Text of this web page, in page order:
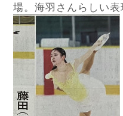
場。海羽さんらしい表